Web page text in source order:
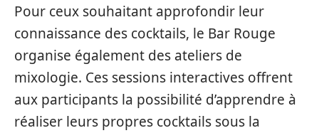
Pour ceux souhaitant approfondir leur
connaissance des cocktails, le Bar Rouge
organise également des ateliers de
mixologie. Ces sessions interactives offrent
aux participants la possibilité d’apprendre à
réaliser leurs propres cocktails sous la